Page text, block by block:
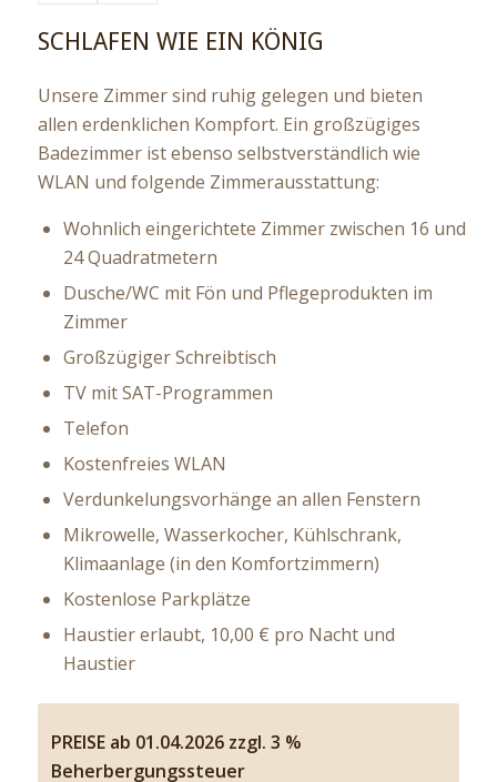
SCHLAFEN WIE EIN KÖNIG
Unsere Zimmer sind ruhig gelegen und bieten
allen erdenklichen Kompfort. Ein großzügiges
Badezimmer ist ebenso selbstverständlich wie
WLAN und folgende Zimmerausstattung:
Wohnlich eingerichtete Zimmer zwischen 16 und
24 Quadratmetern
Dusche/WC mit Fön und Pflegeprodukten im
Zimmer
Großzügiger Schreibtisch
TV mit SAT-Programmen
Telefon
Kostenfreies WLAN
Verdunkelungsvorhänge an allen Fenstern
Mikrowelle, Wasserkocher, Kühlschrank,
Klimaanlage (in den Komfortzimmern)
Kostenlose Parkplätze
Haustier erlaubt, 10,00 € pro Nacht und
Haustier
PREISE ab 01.04.2026 zzgl. 3 %
Beherbergungssteuer